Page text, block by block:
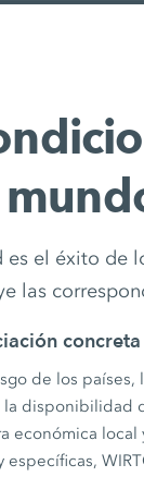
es el éxito
las
de los
disponibilidad
económica